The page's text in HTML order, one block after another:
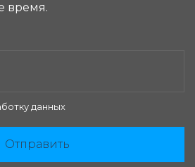
время.
данных
Отправить